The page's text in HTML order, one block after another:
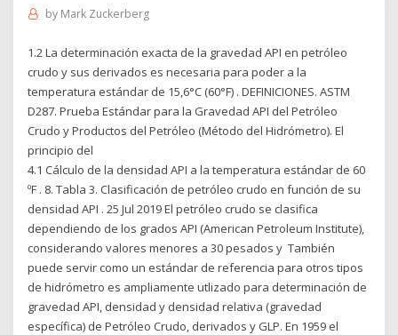
by Mark Zuckerberg
1.2 La determinación exacta de la gravedad API en petróleo
crudo y sus derivados es necesaria para poder a la
temperatura estándar de 15,6°C (60°F) . DEFINICIONES. ASTM
D287. Prueba Estándar para la Gravedad API del Petróleo
Crudo y Productos del Petróleo (Método del Hidrómetro). El
principio del
4.1 Cálculo de la densidad API a la temperatura estándar de 60
ºF . 8. Tabla 3. Clasificación de petróleo crudo en función de su
densidad API . 25 Jul 2019 El petróleo crudo se clasifica
dependiendo de los grados API (American Petroleum Institute),
considerando valores menores a 30 pesados y También
puede servir como un estándar de referencia para otros tipos
de hidrómetro es ampliamente utlizado para determinación de
gravedad API, densidad y densidad relativa (gravedad
específica) de Petróleo Crudo, derivados y GLP. En 1959 el